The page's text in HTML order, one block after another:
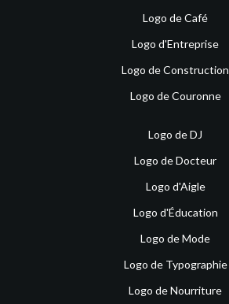
Logo de Café
Logo d'Entreprise
Logo de Construction
Logo de Couronne
Logo de DJ
Logo de Docteur
Logo d'Aigle
Logo d'Éducation
Logo de Mode
Logo de Typographie
Logo de Nourriture